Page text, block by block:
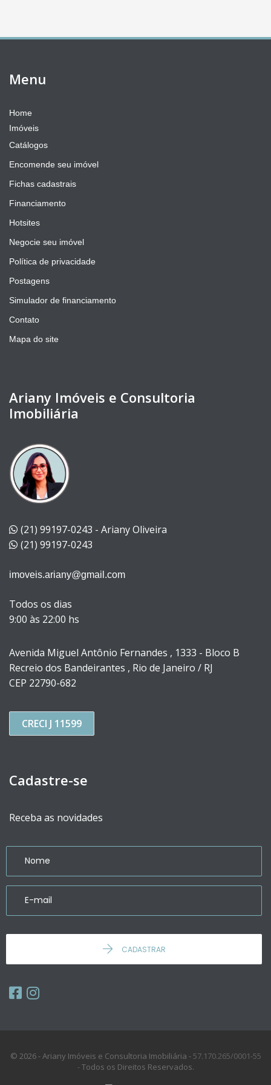
Menu
Home
Imóveis
Catálogos
Encomende seu imóvel
Fichas cadastrais
Financiamento
Hotsites
Negocie seu imóvel
Política de privacidade
Postagens
Simulador de financiamento
Contato
Mapa do site
Ariany Imóveis e Consultoria
Imobiliária
(21) 99197-0243 - Ariany Oliveira
(21) 99197-0243
imoveis.ariany@gmail.com
Todos os dias
9:00 às 22:00 hs
Avenida Miguel Antônio Fernandes , 1333 - Bloco B
Recreio dos Bandeirantes , Rio de Janeiro / RJ
CEP 22790-682
CRECI J 11599
Cadastre-se
Receba as novidades
CADASTRAR
© 2026 - Ariany Imóveis e Consultoria Imobiliária - 57.170.265/0001-55
-Todos os Direitos Reservados.